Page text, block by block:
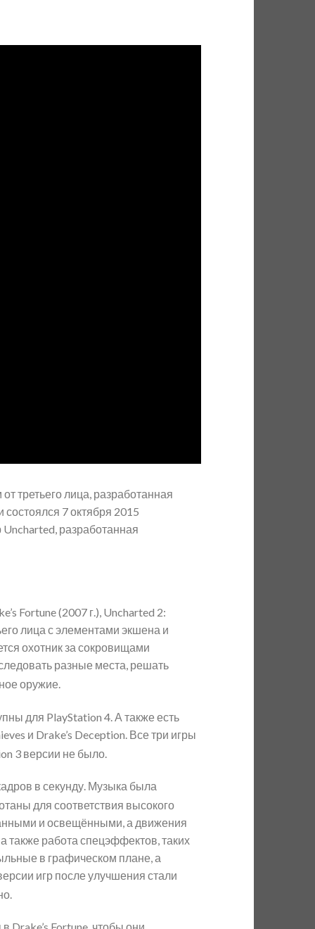
третьего лица, разработанная
7 октября 2015
разработанная
Fortune (2007 г.), Uncharted 2:
лица с элементами экшена и
охотник за сокровищами
разные места, решать
оружие.
для PlayStation 4. А также есть
и Drake’s Deception. Все три игры
3 версии не было.
в секунду. Музыка была
для соответствия высокого
и освещёнными, а движения
также работа спецэффектов, таких
в графическом плане, а
игр после улучшения стали